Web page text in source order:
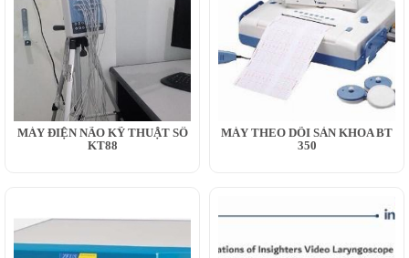
MÁY ĐIỆN NÃO KỸ THUẬT SỐ
KT88
MÁY THEO DÕI SẢN KHOA BT
350